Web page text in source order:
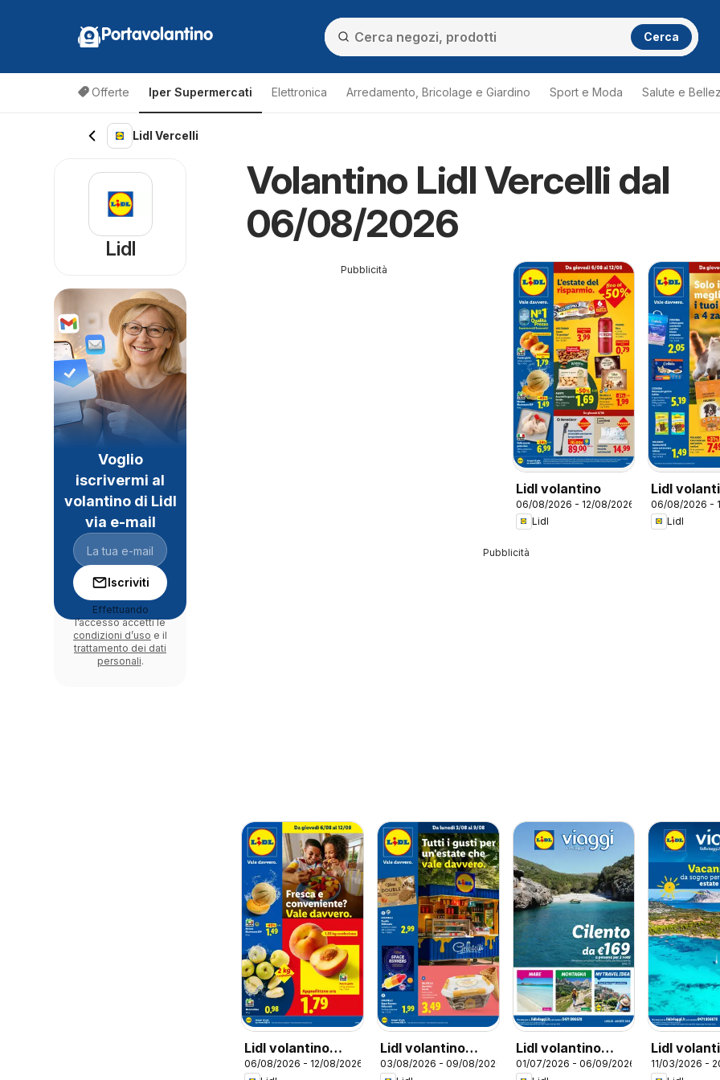
Portavolantino Cerca
Offerte Iper Supermercati Elettronica Arredamento, Bricolage e Giardino Sport e Moda Salute e
Lidl Vercelli
Volantino Lidl Vercelli dal
06/08/2026
Pubblicità
Lidl volantino
06/08/2026 - 12/08/2026
Lidl
Lidl
Amici
06/08/2026 -
Lidl
Pubblicità
Lidl volantino
Fresca e
06/08/2026 - 12/08/2026
Lidl volantino
Gelato
03/08/2026 - 09/08/2026
Lidl volantino
Viaggi
01/07/2026 - 06/09/2026
Lidl
Viaggi
11/03/2026 -
Lidl
Voglio
iscrivermi al
volantino di Lidl
via e-mail
Iscriviti
Effettuando
l’accesso accetti le
condizioni d’uso e il
trattamento dei dati
personali.